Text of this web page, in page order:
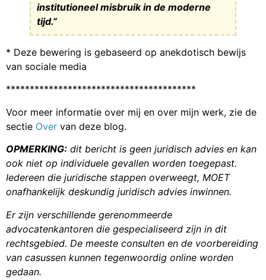
institutioneel misbruik in de moderne
tijd.”
* Deze bewering is gebaseerd op anekdotisch bewijs
van sociale media
****************************************
Voor meer informatie over mij en over mijn werk, zie de
sectie Over van deze blog.
OPMERKING: dit bericht is geen juridisch advies en kan
ook niet op individuele gevallen worden toegepast.
Iedereen die juridische stappen overweegt, MOET
onafhankelijk deskundig juridisch advies inwinnen.
Er zijn verschillende gerenommeerde
advocatenkantoren die gespecialiseerd zijn in dit
rechtsgebied. De meeste consulten en de voorbereiding
van casussen kunnen tegenwoordig online worden
gedaan.